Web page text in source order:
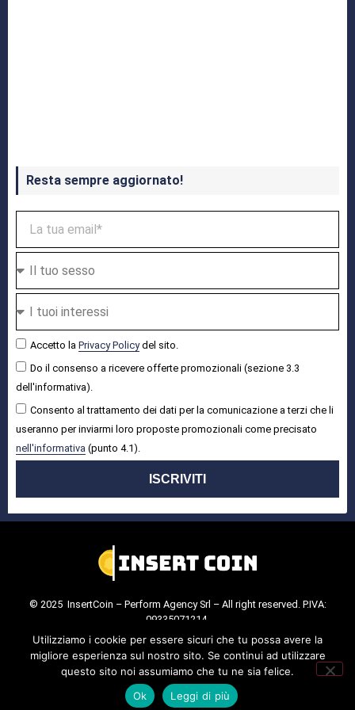
Resta sempre aggiornato!
Accetto la Privacy Policydel sito.
Do il consenso a ricevere offerte promozionali (sezione 3.3
dell'informativa).
Consento al trattamento dei dati per la comunicazione a terzi che li
useranno per inviarmi loro proposte promozionali come precisato
nell'informativa (punto 4.1).
ISCRIVITI
© 2025 InsertCoin – Perform Agency Srl – All right reserved. P.IVA:
09335071214.
Cookie Policy
Privacy Policy.
Utilizziamo i cookie per essere sicuri che tu possa avere la
migliore esperienza sul nostro sito. Se continui ad utilizzare
questo sito noi assumiamo che tu ne sia felice.
Ok
Leggi di più